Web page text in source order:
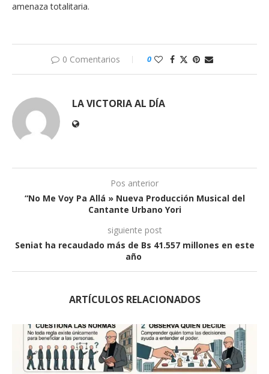
amenaza totalitaria.
0 Comentarios 0
LA VICTORIA AL DÍA
Pos anterior
“No Me Voy Pa Allá » Nueva Producción Musical del
Cantante Urbano Yori
siguiente post
Seniat ha recaudado más de Bs 41.557 millones en este
año
ARTÍCULOS RELACIONADOS